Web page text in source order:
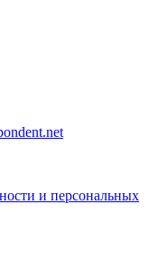
и персональных